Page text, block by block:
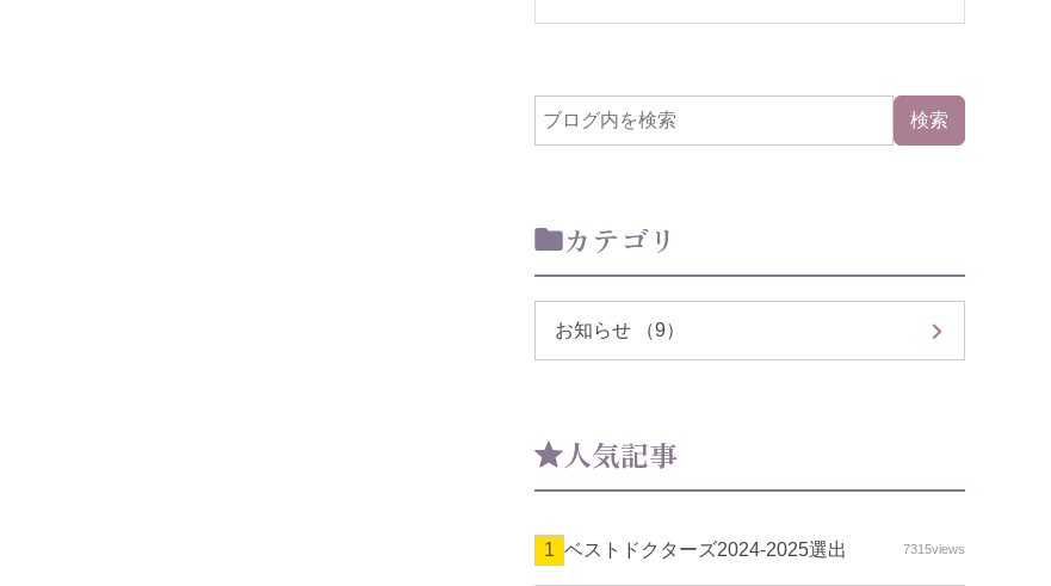
カテゴリ
お知らせ （9）
人気記事
ベストドクターズ2024-2025選出 7315views